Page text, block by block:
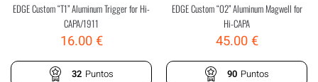
EDGE Custom “T1” Aluminum Trigger for Hi-
CAPA/1911
16.00€
32 Puntos
EDGE Custom “O2” Aluminum Magwell for
Hi-CAPA
45.00€
90 Puntos